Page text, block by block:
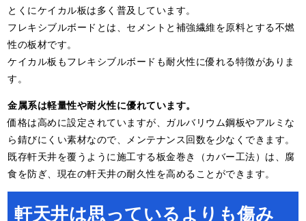
とくにケイカル板は多く普及しています。
フレキシブルボードとは、セメントと補強繊維を原料とする不燃
性の板材です。
ケイカル板もフレキシブルボードも耐火性に優れる特徴がありま
す。
金属系は軽量性や耐火性に優れています。
価格は高めに設定されていますが、ガルバリウム鋼板やアルミな
ら錆びにくい素材なので、メンテナンス回数を少なくできます。
既存軒天井を覆うように施工する板金巻き（カバー工法）は、腐
食を防ぎ、現在の軒天井の耐久性を高めることができます。
軒天井は思っているよりも傷み